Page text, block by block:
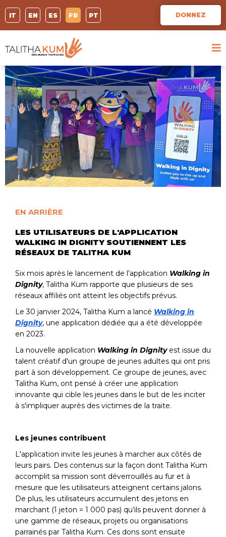
IT EN ES FR PT DONNEZ
EN ARRIÈRE
LES UTILISATEURS DE L'APPLICATION
WALKING IN DIGNITY SOUTIENNENT LES
RÉSEAUX DE TALITHA KUM
Six mois après le lancement de l’application Walking in
Dignity, Talitha Kum rapporte que plusieurs de ses
réseaux affiliés ont atteint les objectifs prévus.
Le 30 janvier 2024, Talitha Kum a lancé Walking in
Dignity, une application dédiée qui a été développée
en 2023.
La nouvelle application Walking in Dignityest issue du
talent créatif d'un groupe de jeunes adultes qui ont pris
part à son développement. Ce groupe de jeunes, avec
Talitha Kum, ont pensé à créer une application
innovante qui cible les jeunes dans le but de les inciter
à s'impliquer auprès des victimes de la traite.
Les jeunes contribuent
L'application invite les jeunes à marcher aux côtés de
leurs pairs. Des contenus sur la façon dont Talitha Kum
accomplit sa mission sont déverrouillés au fur et à
mesure que les utilisateurs atteignent certains jalons.
De plus, les utilisateurs accumulent des jetons en
marchant (1 jeton = 1 000 pas) qu’ils peuvent donner à
une gamme de réseaux, projets ou organisations
parrainés par Talitha Kum. Ces dons sont ensuite